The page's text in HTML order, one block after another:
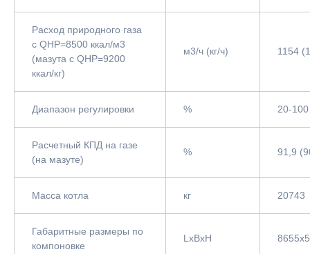
Расход природного газа
с QНР=8500 ккал/м3
(мазута с QНР=9200
ккал/кг)
м3/ч (кг/ч) 1154
Диапазон регулировки % 20-100
Расчетный КПД на газе
(на мазуте)
% 91,9
Масса котла кг 20743
Габаритные размеры по
компоновке
LxBxH